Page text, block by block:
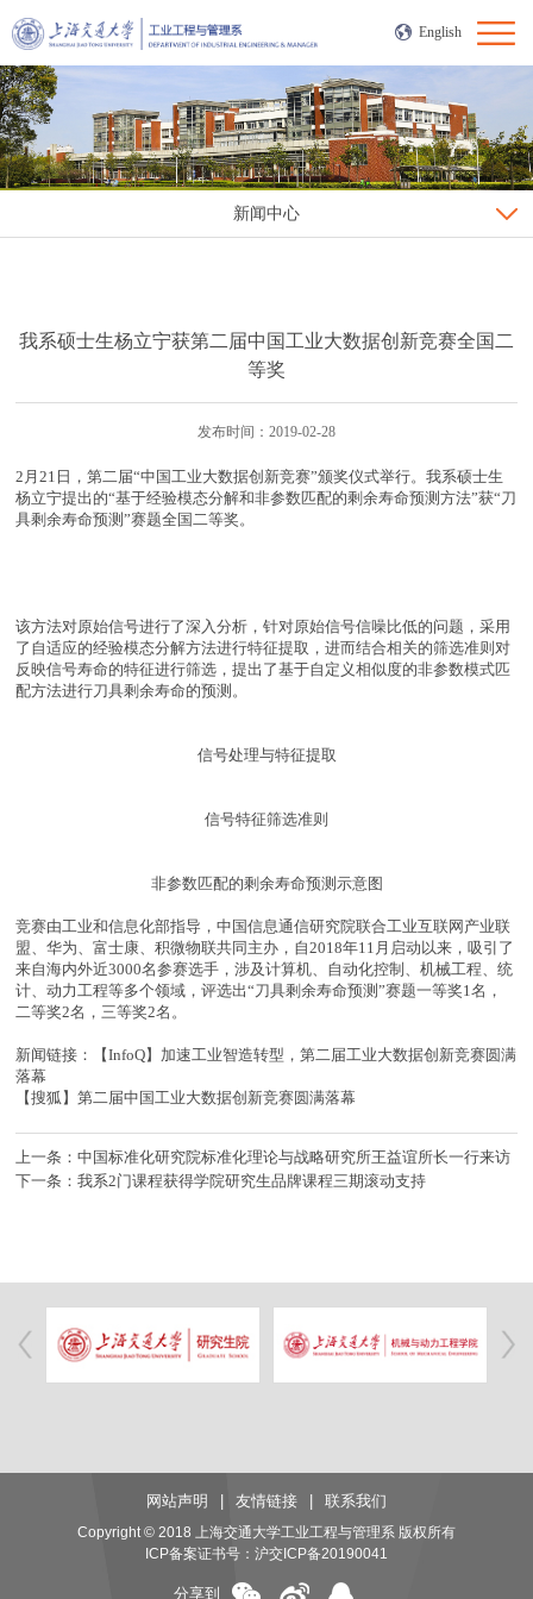
English
新闻中心
我系硕士生杨立宁获第二届中国工业大数据创新竞赛全国二
等奖
发布时间：2019-02-28
2月21日，第二届“中国工业大数据创新竞赛”颁奖仪式举行。我系硕士生
杨立宁提出的“基于经验模态分解和非参数匹配的剩余寿命预测方法”获“刀
具剩余寿命预测”赛题全国二等奖。
该方法对原始信号进行了深入分析，针对原始信号信噪比低的问题，采用
了自适应的经验模态分解方法进行特征提取，进而结合相关的筛选准则对
反映信号寿命的特征进行筛选，提出了基于自定义相似度的非参数模式匹
配方法进行刀具剩余寿命的预测。
信号处理与特征提取
信号特征筛选准则
非参数匹配的剩余寿命预测示意图
竞赛由工业和信息化部指导，中国信息通信研究院联合工业互联网产业联
盟、华为、富士康、积微物联共同主办，自2018年11月启动以来，吸引了
来自海内外近3000名参赛选手，涉及计算机、自动化控制、机械工程、统
计、动力工程等多个领域，评选出“刀具剩余寿命预测”赛题一等奖1名，
二等奖2名，三等奖2名。
新闻链接：
【InfoQ】加速工业智造转型，第二届工业大数据创新竞赛圆满
落幕
【搜狐】第二届中国工业大数据创新竞赛圆满落幕
上一条：中国标准化研究院标准化理论与战略研究所王益谊所长一行来访
下一条：我系2门课程获得学院研究生品牌课程三期滚动支持
网站声明 | 友情链接 | 联系我们
Copyright © 2018 上海交通大学工业工程与管理系 版权所有
ICP备案证书号： 沪交ICP备20190041
分享到